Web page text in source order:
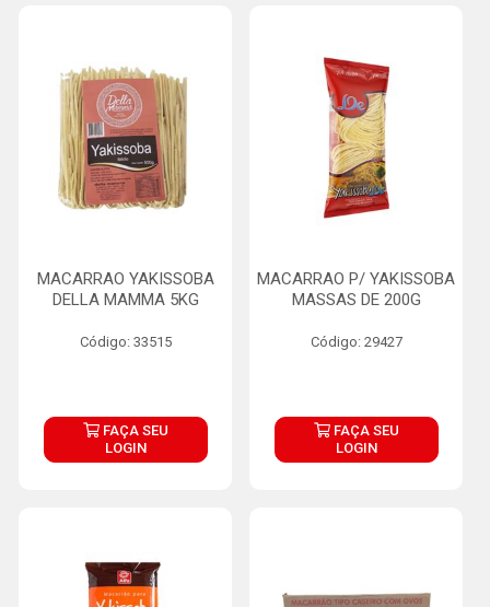
MACARRAO YAKISSOBA
DELLA MAMMA 5KG
Código: 33515
FAÇA SEU
LOGIN
MACARRAO P/ YAKISSOBA
MASSAS DE 200G
Código: 29427
FAÇA SEU
LOGIN